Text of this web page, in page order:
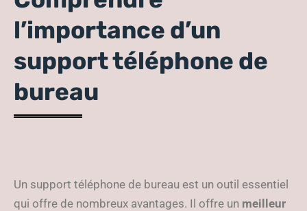
l’importance d’un
support téléphone de
bureau
Un support téléphone de bureau est un outil essentiel
qui offre de nombreux avantages. Il offre un meilleur